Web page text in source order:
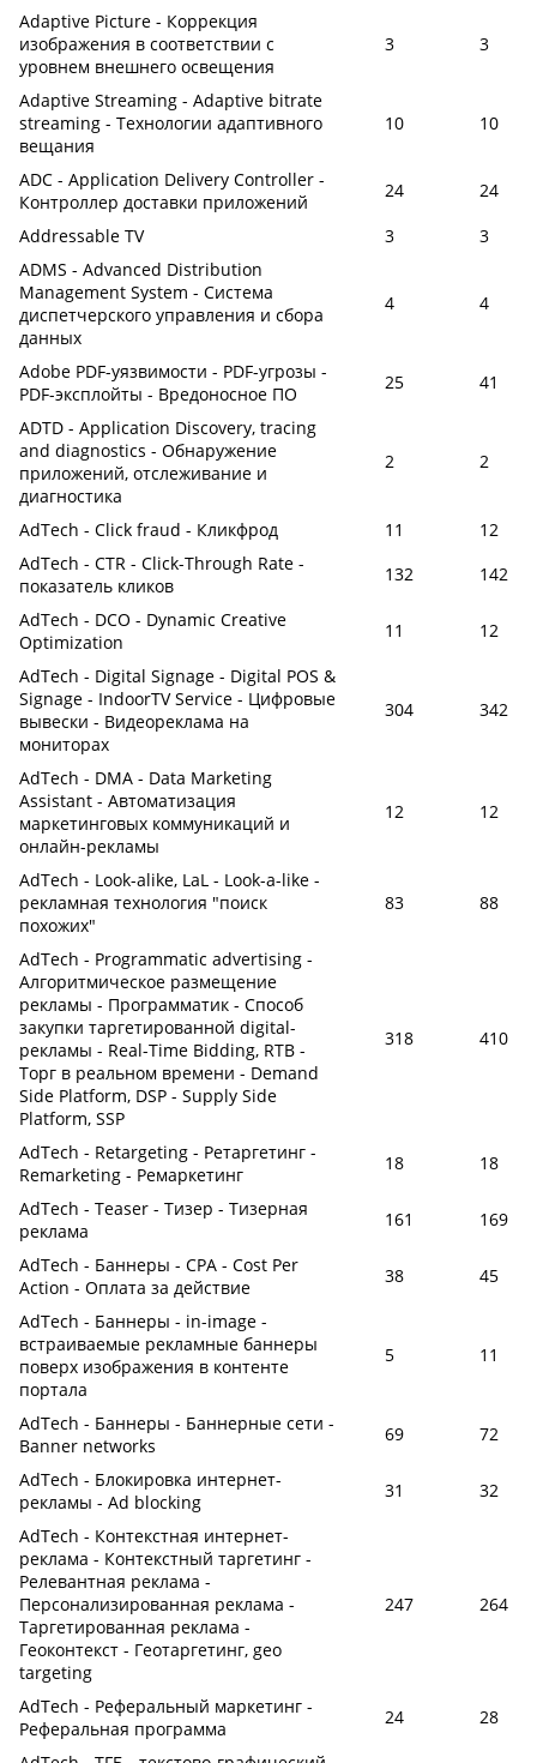
Adaptive Picture - Коррекция
изображения в соответствии с
уровнем внешнего освещения
3 3
Adaptive Streaming - Adaptive bitrate
streaming - Технологии адаптивного
вещания
10 10
ADC - Application Delivery Controller -
Контроллер доставки приложений
24
24
Addressable TV
3
3
ADMS - Advanced Distribution
Management System - Cистема
диспетчерского управления и сбора
данных
4 4
Adobe PDF-уязвимости - PDF-угрозы -
PDF-эксплойты - Вредоносное ПО
25
41
ADTD - Application Discovery, tracing
and diagnostics - Обнаружение
приложений, отслеживание и
диагностика
2 2
AdTech - Click fraud - Кликфрод 11
12
AdTech - CTR - Click-Through Rate -
показатель кликов
132
142
AdTech - DCO - Dynamic Creative
Optimization
11
12
AdTech - Digital Signage - Digital POS &
Signage - IndoorTV Service - Цифровые
вывески - Видеореклама на
мониторах
304 342
AdTech - DMA - Data Marketing
Assistant - Автоматизация
маркетинговых коммуникаций и
онлайн-рекламы
12 12
AdTech - Look-alike, LaL - Look-a-like -
рекламная технология "поиск
похожих"
83 88
AdTech - Programmatic advertising -
Алгоритмическое размещение
рекламы - Программатик - Способ
закупки таргетированной digital-
рекламы - Real-Time Bidding, RTB -
Торг в реальном времени - Demand
Side Platform, DSP - Supply Side
Platform, SSP
318 410
AdTech - Retargeting - Ретаргетинг -
Remarketing - Ремаркетинг
18
18
AdTech - Teaser - Тизер - Тизерная
реклама
161
169
AdTech - Баннеры - CPA - Cost Per
Action - Оплата за действие
38
45
AdTech - Баннеры - in-image -
встраиваемые рекламные баннеры
поверх изображения в контенте
портала
5 11
AdTech - Баннеры - Баннерные сети -
Banner networks
69
72
AdTech - Блокировка интернет-
рекламы - Ad blocking
31
32
AdTech - Контекстная интернет-
реклама - Контекстный таргетинг -
Релевантная реклама -
Персонализированная реклама -
Таргетированная реклама -
Геоконтекст - Геотаргетинг, geo
targeting
247 264
AdTech - Реферальный маркетинг -
Реферальная программа
24
28